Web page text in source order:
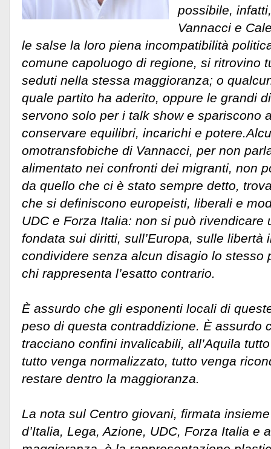
possibile,
Vannacci e
le salse la loro piena incompatibilità
comune capoluogo di regione, si ritrovino
seduti nella stessa maggioranza; o
quale partito ha aderito, oppure le grandi
servono solo per i talk show e spariscono
conservare equilibri, incarichi e potere.
omotransfobiche di Vannacci, per non
alimentato nei confronti dei migranti, non
da quello che ci è stato sempre detto,
che si definiscono europeisti, liberali e
UDC e Forza Italia: non si può rivendicare
fondata sui diritti, sull’Europa, sulle libertà
condividere senza alcun disagio lo stesso
chi rappresenta l’esatto contrario.
È assurdo che gli esponenti locali di
peso di questa contraddizione. È assurdo
tracciano confini invalicabili, all’Aquila
tutto venga normalizzato, tutto venga
restare dentro la maggioranza.
La nota sul Centro giovani, firmata
d’Italia, Lega, Azione, UDC, Forza Italia e